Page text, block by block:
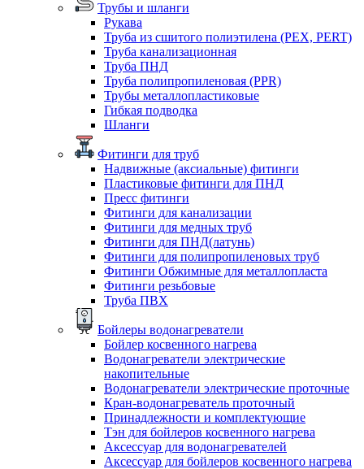
Трубы и шланги
Рукава
Труба из сшитого полиэтилена (PEX, PERT)
Труба канализационная
Труба ПНД
Труба полипропиленовая (PPR)
Трубы металлопластиковые
Гибкая подводка
Шланги
Фитинги для труб
Надвижные (аксиальные) фитинги
Пластиковые фитинги для ПНД
Пресс фитинги
Фитинги для канализации
Фитинги для медных труб
Фитинги для ПНД(латунь)
Фитинги для полипропиленовых труб
Фитинги Обжимные для металлопласта
Фитинги резьбовые
Труба ПВХ
Бойлеры водонагреватели
Бойлер косвенного нагрева
Водонагреватели электрические
накопительные
Водонагреватели электрические проточные
Кран-водонагреватель проточный
Принадлежности и комплектующие
Тэн для бойлеров косвенного нагрева
Аксессуар для водонагревателей
Аксессуар для бойлеров косвенного нагрева